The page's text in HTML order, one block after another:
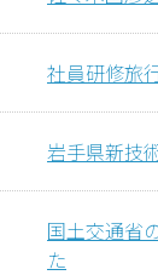
社員研修旅
岩手県新技
国土交通省
た